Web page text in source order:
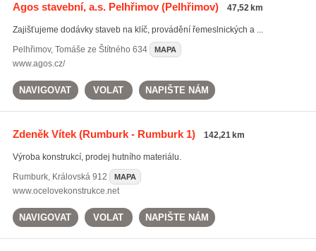
Agos stavební, a.s. Pelhřimov(Pelhřimov) 47,52 km
Zajišťujeme dodávky staveb na klíč, provádění řemeslnických a ...
Pelhřimov, Tomáše ze Štítného 634 MAPA
www.agos.cz/
NAVIGOVAT VOLAT NAPIŠTE NÁM
Zdeněk Vítek(Rumburk - Rumburk 1) 142,21 km
Výroba konstrukcí, prodej hutního materiálu.
Rumburk, Královská 912 MAPA
www.ocelovekonstrukce.net
NAVIGOVAT VOLAT NAPIŠTE NÁM